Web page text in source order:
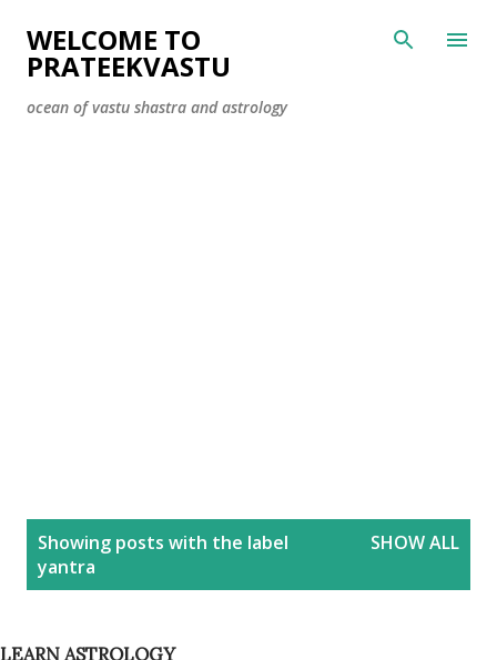
Skip to main content
WELCOME TO
PRATEEKVASTU
ocean of vastu shastra and astrology
s
Showing posts with the label
yantra
SHOW ALL
LEARN ASTROLOGY